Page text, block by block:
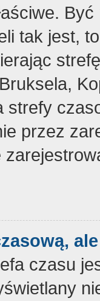
tak jest,
strefy
przez
czasu